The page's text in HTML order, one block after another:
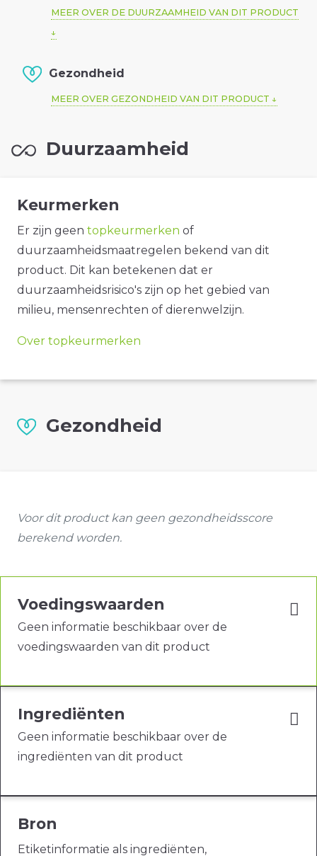
MEER OVER DE DUURZAAMHEID VAN DIT PRODUCT
Gezondheid
MEER OVER GEZONDHEID VAN DIT PRODUCT
Duurzaamheid
Keurmerken
Er zijn geen topkeurmerken of
duurzaamheidsmaatregelen bekend van dit
product. Dit kan betekenen dat er
duurzaamheidsrisico's zijn op het gebied van
milieu, mensenrechten of dierenwelzijn.
Over topkeurmerken
Gezondheid
Voor dit product kan geen gezondheidsscore
berekend worden.
Voedingswaarden
Geen informatie beschikbaar over de
voedingswaarden van dit product
Ingrediënten
Geen informatie beschikbaar over de
ingrediënten van dit product
Bron
Etiketinformatie als ingrediënten,